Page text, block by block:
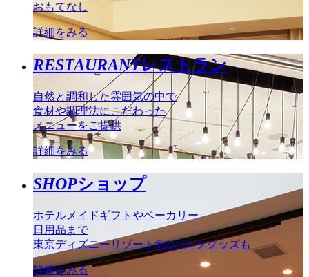
おもてなし
詳細をみる
RESTAURANTレストラン
自然と調和した雰囲気の中で
食材や調理法にこだわった
メニューをご提供
詳細をみる
SHOPショップ
ホテルメイドギフトやベーカリー
日用品まで
東京ディズニーリゾート®のパークグッズも
詳細をみる